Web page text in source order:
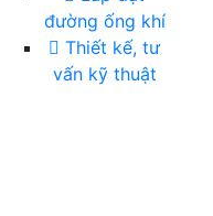
đường ống khí
Thiết kế, tư
vấn kỹ thuật